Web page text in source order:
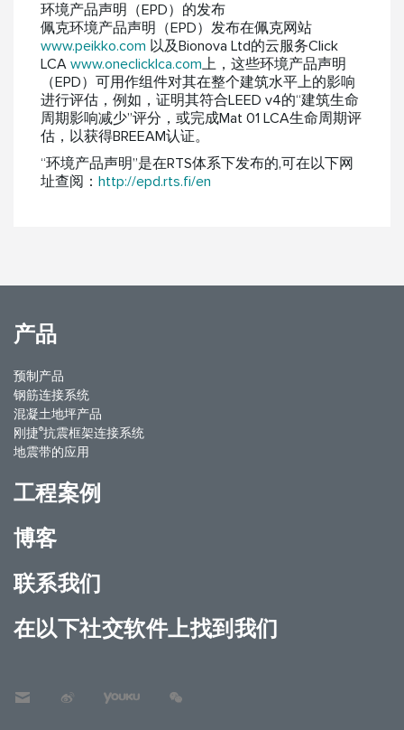
环境产品声明（EPD）的发布
佩克环境产品声明（EPD）发布在佩克网站
www.peikko.com 以及Bionova Ltd的云服务Click
LCA www.oneclicklca.com上，这些环境产品声明
（EPD）可用作组件对其在整个建筑水平上的影响
进行评估，例如，证明其符合LEED v4的“建筑生命
周期影响减少”评分，或完成Mat 01 LCA生命周期评
估，以获得BREEAM认证。
“环境产品声明”是在RTS体系下发布的,可在以下网
址查阅： http://epd.rts.fi/en
产品
预制产品
钢筋连接系统
混凝土地坪产品
刚捷®抗震框架连接系统
地震带的应用
工程案例
博客
联系我们
在以下社交软件上找到我们